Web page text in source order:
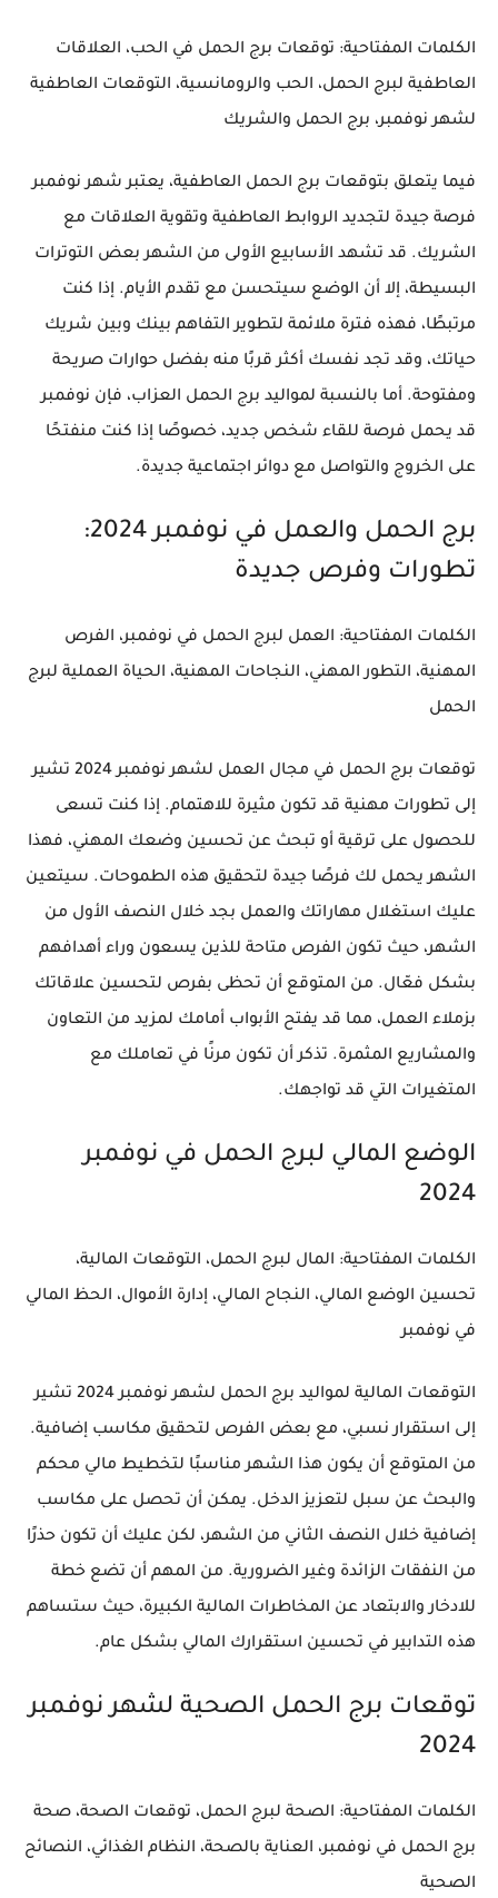
الكلمات المفتاحية: توقعات برج الحمل في الحب، العلاقات
العاطفية لبرج الحمل، الحب والرومانسية، التوقعات العاطفية
لشهر نوفمبر، برج الحمل والشريك
فيما يتعلق بتوقعات برج الحمل العاطفية، يعتبر شهر نوفمبر
فرصة جيدة لتجديد الروابط العاطفية وتقوية العلاقات مع
الشريك. قد تشهد الأسابيع الأولى من الشهر بعض التوترات
البسيطة، إلا أن الوضع سيتحسن مع تقدم الأيام. إذا كنت
مرتبطًا، فهذه فترة ملائمة لتطوير التفاهم بينك وبين شريك
حياتك، وقد تجد نفسك أكثر قربًا منه بفضل حوارات صريحة
ومفتوحة. أما بالنسبة لمواليد برج الحمل العزاب، فإن نوفمبر
قد يحمل فرصة للقاء شخص جديد، خصوصًا إذا كنت منفتحًا
على الخروج والتواصل مع دوائر اجتماعية جديدة.
برج الحمل والعمل في نوفمبر 2024:
تطورات وفرص جديدة
الكلمات المفتاحية: العمل لبرج الحمل في نوفمبر، الفرص
المهنية، التطور المهني، النجاحات المهنية، الحياة العملية لبرج
الحمل
توقعات برج الحمل في مجال العمل لشهر نوفمبر 2024 تشير
إلى تطورات مهنية قد تكون مثيرة للاهتمام. إذا كنت تسعى
للحصول على ترقية أو تبحث عن تحسين وضعك المهني، فهذا
الشهر يحمل لك فرصًا جيدة لتحقيق هذه الطموحات. سيتعين
عليك استغلال مهاراتك والعمل بجد خلال النصف الأول من
الشهر، حيث تكون الفرص متاحة للذين يسعون وراء أهدافهم
بشكل فعّال. من المتوقع أن تحظى بفرص لتحسين علاقاتك
بزملاء العمل، مما قد يفتح الأبواب أمامك لمزيد من التعاون
والمشاريع المثمرة. تذكر أن تكون مرنًا في تعاملك مع
المتغيرات التي قد تواجهك.
الوضع المالي لبرج الحمل في نوفمبر
2024
الكلمات المفتاحية: المال لبرج الحمل، التوقعات المالية،
تحسين الوضع المالي، النجاح المالي، إدارة الأموال، الحظ المالي
في نوفمبر
التوقعات المالية لمواليد برج الحمل لشهر نوفمبر 2024 تشير
إلى استقرار نسبي، مع بعض الفرص لتحقيق مكاسب إضافية.
من المتوقع أن يكون هذا الشهر مناسبًا لتخطيط مالي محكم
والبحث عن سبل لتعزيز الدخل. يمكن أن تحصل على مكاسب
إضافية خلال النصف الثاني من الشهر، لكن عليك أن تكون حذرًا
من النفقات الزائدة وغير الضرورية. من المهم أن تضع خطة
للادخار والابتعاد عن المخاطرات المالية الكبيرة، حيث ستساهم
هذه التدابير في تحسين استقرارك المالي بشكل عام.
توقعات برج الحمل الصحية لشهر نوفمبر
2024
الكلمات المفتاحية: الصحة لبرج الحمل، توقعات الصحة، صحة
برج الحمل في نوفمبر، العناية بالصحة، النظام الغذائي، النصائح
الصحية